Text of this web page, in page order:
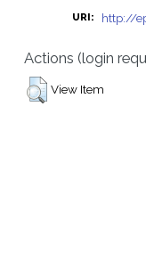
URI: http://
Actions (login
View Item